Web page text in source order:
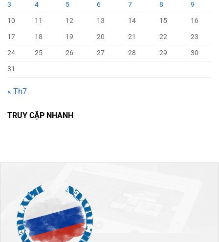
3
4 5 6 7 8
9
10
11 12 13 14 15
16
17
18 19 20 21 22
23
24
25 26 27 28 29
30
31
« Th7
TRUY CẬP NHANH